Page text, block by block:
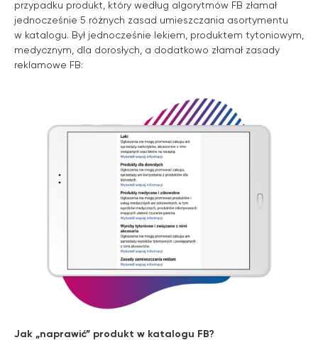
przypadku produkt, który według algorytmów FB złamał
jednocześnie 5 różnych zasad umieszczania asortymentu
w katalogu. Był jednocześnie lekiem, produktem tytoniowym,
medycznym, dla dorosłych, a dodatkowo złamał zasady
reklamowe FB:
Jak „naprawić” produkt w katalogu FB?